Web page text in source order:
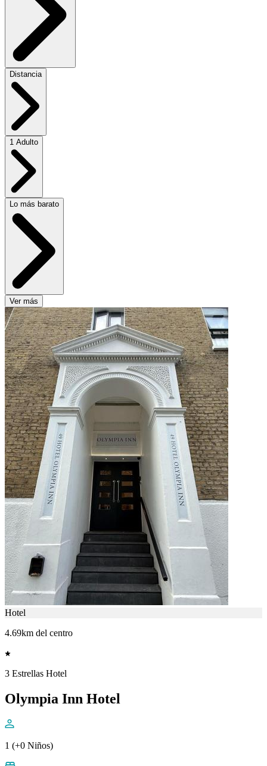
Distancia
1 Adulto
Lo más barato
Ver más
Hotel
4.69km del centro
3 Estrellas Hotel
Olympia Inn Hotel
1 (+0 Niños)